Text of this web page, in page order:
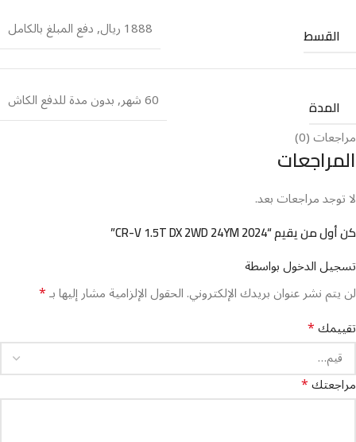
القسط 1888 ريال ,دفع المبلغ بالكامل
المدة 60 شهر ,بدون مدة للدفع الكاش
مراجعات (0)
المراجعات
لا توجد مراجعات بعد.
كن أول من يقيم “CR-V 1.5T DX 2WD 24YM 2024”
تسجيل الدخول بواسطة
لن يتم نشر عنوان بريدك الإلكتروني.الحقول الإلزامية مشار إليها بـ*
تقييمك*
مراجعتك*